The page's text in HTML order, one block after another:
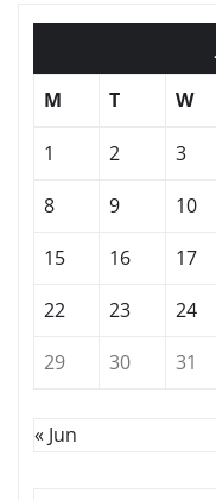
M
T W
1 2 3
8
9 10
15
16 17
22
23 24
29
30 31
« Jun